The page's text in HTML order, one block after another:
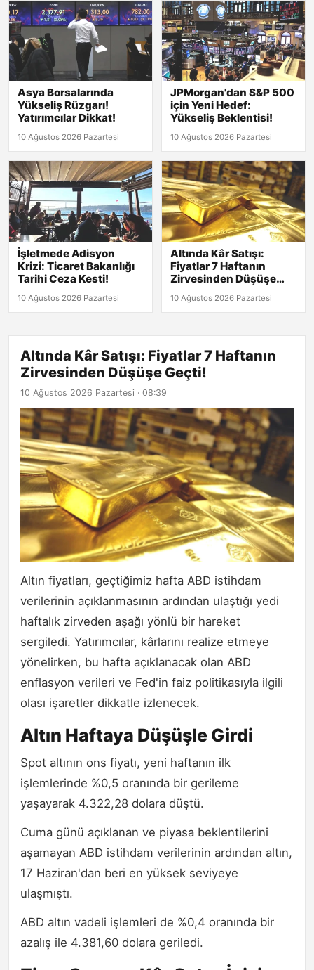
Asya Borsalarında
Yükseliş Rüzgarı!
Yatırımcılar Dikkat!
10 Ağustos 2026 Pazartesi
JPMorgan'dan S&P 500
için Yeni Hedef:
Yükseliş Beklentisi!
10 Ağustos 2026 Pazartesi
İşletmede Adisyon
Krizi: Ticaret Bakanlığı
Tarihi Ceza Kesti!
10 Ağustos 2026 Pazartesi
Altında Kâr Satışı:
Fiyatlar 7 Haftanın
Zirvesinden Düşüşe
Geçti!
10 Ağustos 2026 Pazartesi
Altında Kâr Satışı: Fiyatlar 7 Haftanın
Zirvesinden Düşüşe Geçti!
10 Ağustos 2026 Pazartesi · 08:39
Altın fiyatları, geçtiğimiz hafta ABD istihdam
verilerinin açıklanmasının ardından ulaştığı yedi
haftalık zirveden aşağı yönlü bir hareket
sergiledi. Yatırımcılar, kârlarını realize etmeye
yönelirken, bu hafta açıklanacak olan ABD
enflasyon verileri ve Fed'in faiz politikasıyla ilgili
olası işaretler dikkatle izlenecek.
Altın Haftaya Düşüşle Girdi
Spot altının ons fiyatı, yeni haftanın ilk
işlemlerinde %0,5 oranında bir gerileme
yaşayarak 4.322,28 dolara düştü.
Cuma günü açıklanan ve piyasa beklentilerini
aşamayan ABD istihdam verilerinin ardından altın,
17 Haziran'dan beri en yüksek seviyeye
ulaşmıştı.
ABD altın vadeli işlemleri de %0,4 oranında bir
azalış ile 4.381,60 dolara geriledi.